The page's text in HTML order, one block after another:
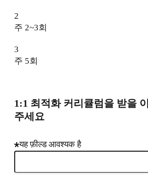
2
주 2~3회
3
주 5회
1:1 최적화 커리큘럼을 받을
주세요
यह फ़ील्ड आवश्यक है